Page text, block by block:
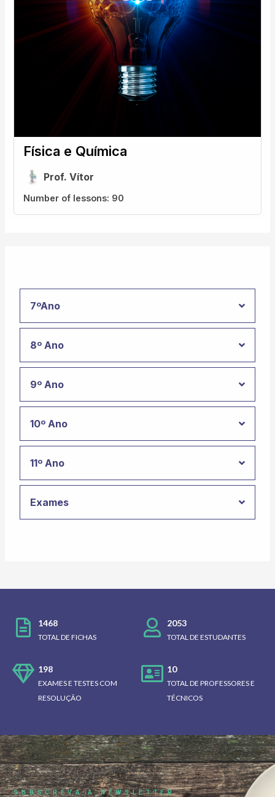
7ºAno
8º Ano
9º Ano
10º Ano
11º Ano
Exames
Física e Química
Prof. Vítor
Number of lessons: 90
1468
TOTAL DE FICHAS
2053
TOTAL DE ESTUDANTES
198
EXAMES E TESTES COM
RESOLUÇÃO
10
TOTAL DE PROFESSORES E
TÉCNICOS
SUBSCREVA A NEWSLETTER